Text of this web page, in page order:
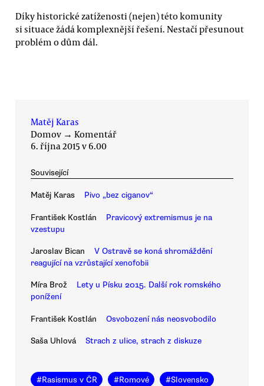
Díky historické zatíženosti (nejen) této komunity
si situace žádá komplexnější řešení. Nestačí přesunout
problém o dům dál.
Matěj Karas
Domov → Komentář
6. října 2015 v 6.00
Související
Matěj Karas Pivo „bez ciganov“
František Kostlán
Pravicový extremismus je na
vzestupu
Jaroslav Bican
V Ostravě se koná shromáždění
reagující na vzrůstající xenofobii
Míra Brož
Lety u Písku 2015. Další rok romského
ponížení
František Kostlán Osvobození nás neosvobodilo
Saša Uhlová Strach z ulice, strach z diskuze
#Rasismus v ČR #Romové #Slovensko